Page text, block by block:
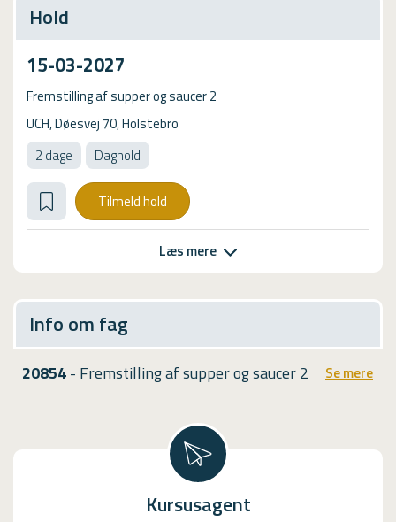
Hold
15-03-2027
Fremstilling af supper og saucer 2
UCH, Døesvej 70, Holstebro
2 dage
Daghold
Tilmeld hold
Læs mere
Info om fag
20854- Fremstilling af supper og saucer 2 Se mere
Kursusagent